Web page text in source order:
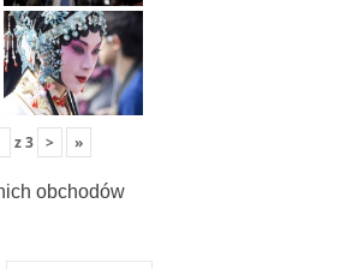
z3 > »
obchodów